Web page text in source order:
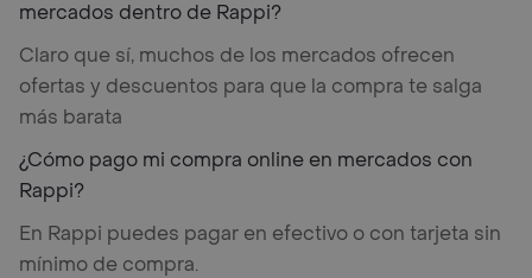
mercados dentro de Rappi?
Claro que sí, muchos de los mercados ofrecen
ofertas y descuentos para que la compra te salga
más barata
¿Cómo pago mi compra online en mercados con
Rappi?
En Rappi puedes pagar en efectivo o con tarjeta sin
mínimo de compra.